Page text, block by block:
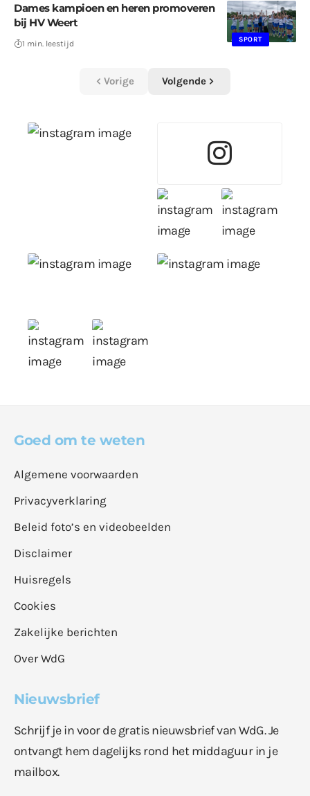
SPORT
Dames kampioen en heren promoveren
bij HV Weert
1 min. leestijd
Vorige Volgende
Goed om te weten
Algemene voorwaarden
Privacyverklaring
Beleid foto’s en videobeelden
Disclaimer
Huisregels
Cookies
Zakelijke berichten
Over WdG
Nieuwsbrief
Schrijf je in voor de gratis nieuwsbrief van WdG. Je
ontvangt hem dagelijks rond het middaguur in je
mailbox.